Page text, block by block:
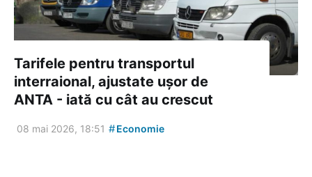
Tarifele pentru transportul
interraional, ajustate ușor de
ANTA - iată cu cât au crescut
08 mai 2026, 18:51 #Economie